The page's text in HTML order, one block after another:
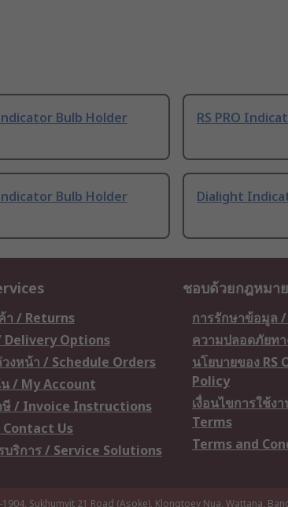
Bulb Holder
RS PRO
Bulb Holder Dialight
า / Returns
Delivery Options
งหน้า / Schedule Orders
/ My Account
ษี / Invoice Instructions
Contact Us
ริการ / Service Solutions
ชอบด้วยกฎหมา
การรักษาข้อมูล
ความปลอดภัยท
นโยบายของ RS
Policy
เงื่อนไขการใช้ง
Terms
Terms and
Sukhumvit 21 Road (Asoke), Klongtoey Nua, Wattana,